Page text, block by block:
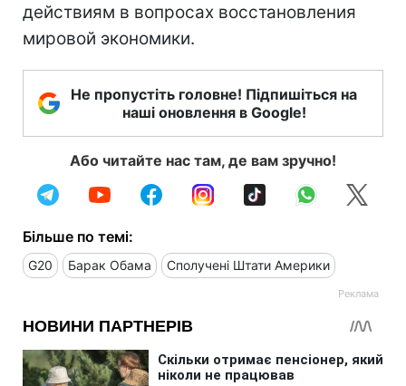
действиям в вопросах восстановления
мировой экономики.
Не пропустіть головне! Підпишіться на
наші оновлення в Google!
Або читайте нас там, де вам зручно!
Більше по темі:
G20 Барак Обама Сполучені Штати Америки